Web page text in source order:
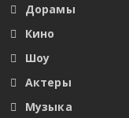
Дорамы
Кино
Шоу
Актеры
Музыка